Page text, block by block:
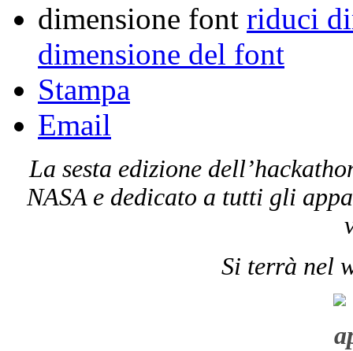
dimensione font riduci
dimensione del font
Stampa
Email
La sesta edizione
NASA e dedicato a tutti gli
Si terrà nel